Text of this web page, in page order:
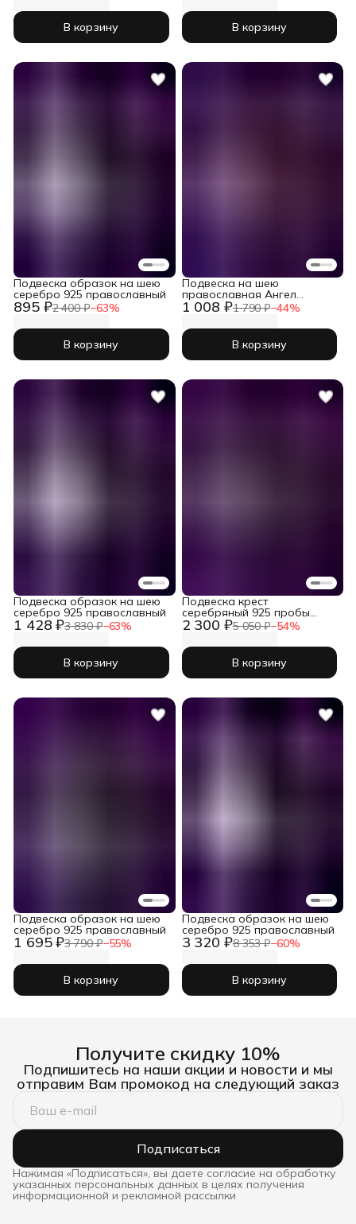
В корзину В корзину
895 ₽2 400 ₽−63%
Подвеска образок на шею
серебро 925 православный
В корзину
1 008 ₽1 790 ₽−44%
Подвеска на шею
православная Ангел
Хранитель серебро 925
В корзину
1 428 ₽3 830 ₽−63%
Подвеска образок на шею
серебро 925 православный
В корзину
2 300 ₽5 050 ₽−54%
Подвеска крест
серебряный 925 пробы
православный
В корзину
1 695 ₽3 790 ₽−55%
Подвеска образок на шею
серебро 925 православный
В корзину
3 320 ₽8 353 ₽−60%
Подвеска образок на шею
серебро 925 православный
В корзину
Получите скидку 10%
Подпишитесь на наши акции и новости и мы
отправим Вам промокод на следующий заказ
Подписаться
Нажимая «Подписаться», вы даете согласие на обработку
указанных персональных данных в целях получения
информационной и рекламной рассылки